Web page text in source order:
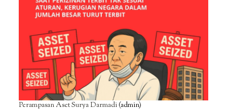
Perampasan Aset Surya Darmadi(admin)